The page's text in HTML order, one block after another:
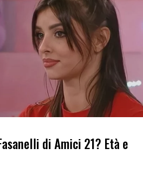
di Amici 21? Età e